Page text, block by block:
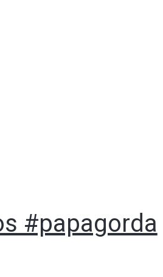
#papagorda